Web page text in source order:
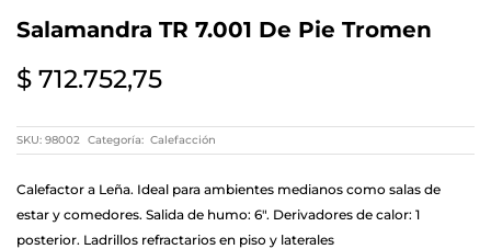
Salamandra TR 7.001 De Pie Tromen
$ 712.752,75
SKU: 98002 Categoría: Calefacción
Calefactor a Leña. Ideal para ambientes medianos como salas de
estar y comedores. Salida de humo: 6″. Derivadores de calor: 1
posterior. Ladrillos refractarios en piso y laterales